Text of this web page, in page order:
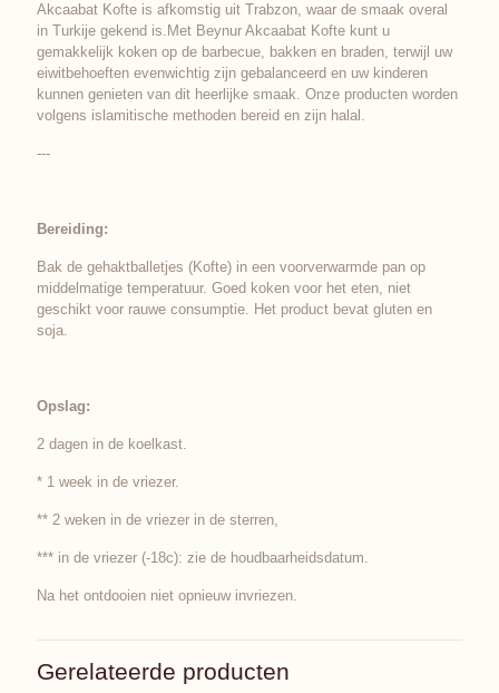
Akcaabat Kofte is afkomstig uit Trabzon, waar de smaak overal
in Turkije gekend is.Met Beynur Akcaabat Kofte kunt u
gemakkelijk koken op de barbecue, bakken en braden, terwijl uw
eiwitbehoeften evenwichtig zijn gebalanceerd en uw kinderen
kunnen genieten van dit heerlijke smaak. Onze producten worden
volgens islamitische methoden bereid en zijn halal.
---
Bereiding:
Bak de gehaktballetjes (Kofte) in een voorverwarmde pan op
middelmatige temperatuur. Goed koken voor het eten, niet
geschikt voor rauwe consumptie. Het product bevat gluten en
soja.
Opslag:
2 dagen in de koelkast.
* 1 week in de vriezer.
** 2 weken in de vriezer in de sterren,
*** in de vriezer (-18c): zie de houdbaarheidsdatum.
Na het ontdooien niet opnieuw invriezen.
Gerelateerde producten